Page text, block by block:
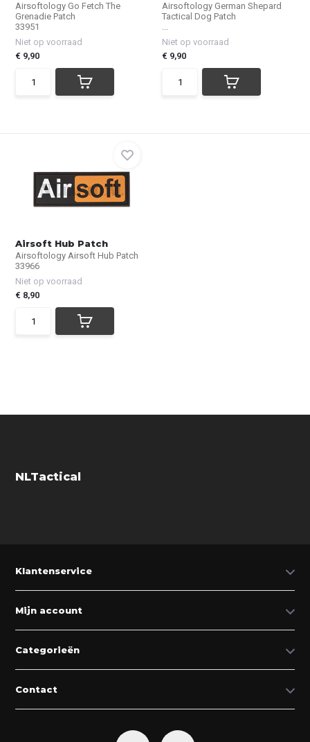
Airsoftology Go Fetch The
Grenadie Patch
33951
Niet op voorraad
€ 9,90
Airsoftology German Shepard
Tactical Dog Patch
...
Niet op voorraad
€ 9,90
Airsoft Hub Patch
Airsoftology Airsoft Hub Patch
33966
Niet op voorraad
€ 8,90
NLTactical
Klantenservice
Mijn account
Categorieën
Contact